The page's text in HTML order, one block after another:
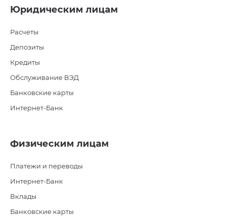
Юридическим лицам
Расчеты
Депозиты
Кредиты
Обслуживание ВЭД
Банковские карты
Интернет-Банк
Физическим лицам
Платежи и переводы
Интернет-Банк
Вклады
Банковские карты